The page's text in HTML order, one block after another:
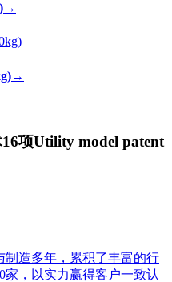
→
→
项Utility model patent
制造多年，累积了丰富的行
家，以实力赢得客户一致认